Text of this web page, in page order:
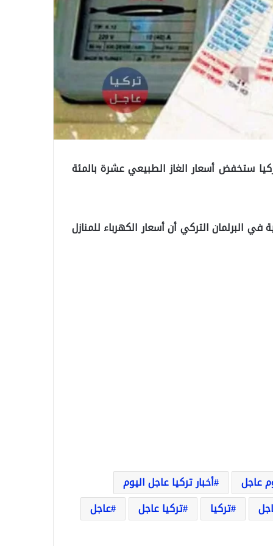
ستخفض أسعار الغاز الطبيعي عشرة بالمئة
البرلمان التركي أن أسعار الكهرباء للمنازل
عاجل
أخبار تركيا عاجل اليوم
تركيا تركيا عاجل
عاجل